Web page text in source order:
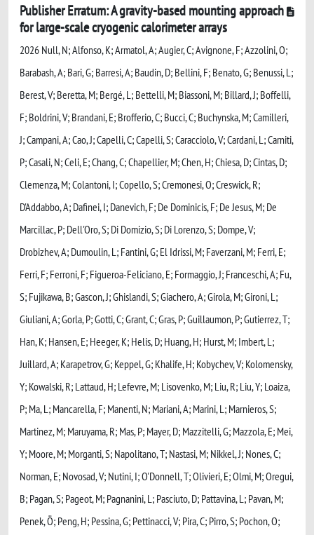
Publisher Erratum: A gravity-based mounting approach
for large-scale cryogenic calorimeter arrays
2026 Null, N; Alfonso, K; Armatol, A; Augier, C; Avignone, F; Azzolini, O;
Barabash, A; Bari, G; Barresi, A; Baudin, D; Bellini, F; Benato, G; Benussi, L;
Berest, V; Beretta, M; Bergé, L; Bettelli, M; Biassoni, M; Billard, J; Boffelli,
F; Boldrini, V; Brandani, E; Brofferio, C; Bucci, C; Buchynska, M; Camilleri,
J; Campani, A; Cao, J; Capelli, C; Capelli, S; Caracciolo, V; Cardani, L; Carniti,
P; Casali, N; Celi, E; Chang, C; Chapellier, M; Chen, H; Chiesa, D; Cintas, D;
Clemenza, M; Colantoni, I; Copello, S; Cremonesi, O; Creswick, R;
D'Addabbo, A; Dafinei, I; Danevich, F; De Dominicis, F; De Jesus, M; De
Marcillac, P; Dell'Oro, S; Di Domizio, S; Di Lorenzo, S; Dompe, V;
Drobizhev, A; Dumoulin, L; Fantini, G; El Idrissi, M; Faverzani, M; Ferri, E;
Ferri, F; Ferroni, F; Figueroa-Feliciano, E; Formaggio, J; Franceschi, A; Fu,
S; Fujikawa, B; Gascon, J; Ghislandi, S; Giachero, A; Girola, M; Gironi, L;
Giuliani, A; Gorla, P; Gotti, C; Grant, C; Gras, P; Guillaumon, P; Gutierrez, T;
Han, K; Hansen, E; Heeger, K; Helis, D; Huang, H; Hurst, M; Imbert, L;
Juillard, A; Karapetrov, G; Keppel, G; Khalife, H; Kobychev, V; Kolomensky,
Y; Kowalski, R; Lattaud, H; Lefevre, M; Lisovenko, M; Liu, R; Liu, Y; Loaiza,
P; Ma, L; Mancarella, F; Manenti, N; Mariani, A; Marini, L; Marnieros, S;
Martinez, M; Maruyama, R; Mas, P; Mayer, D; Mazzitelli, G; Mazzola, E; Mei,
Y; Moore, M; Morganti, S; Napolitano, T; Nastasi, M; Nikkel, J; Nones, C;
Norman, E; Novosad, V; Nutini, I; O'Donnell, T; Olivieri, E; Olmi, M; Oregui,
B; Pagan, S; Pageot, M; Pagnanini, L; Pasciuto, D; Pattavina, L; Pavan, M;
Penek, Ö; Peng, H; Pessina, G; Pettinacci, V; Pira, C; Pirro, S; Pochon, O;